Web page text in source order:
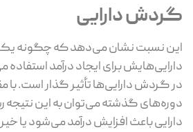
گردش دارایی
این نسبت نشان می‌دهد که چگونه
دارایی‌هایش برای ایجاد درآمد
در گردش دارایی‌ها تأثیر گذار است. با
دوره‌های گذشته می‌توان به این نتیجه
دارایی باعث افزایش درآمد می‌شود یا